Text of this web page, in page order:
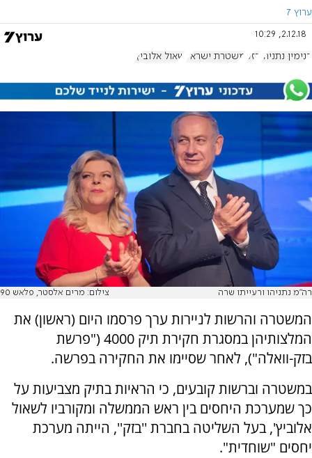
ערוץ 7
2.12.18, 10:29
בנימין נתניהו בזק משטרת ישראל שאול אלוביץ'
רה"מ נתניהו ורעייתו שרה צילום: מרים אלסטר, פלאש 90
המשטרה והרשות לניירות ערך פרסמו היום (ראשון) את
המלצותיהן במסגרת חקירת תיק 4000 ("פרשת
בזק-וואלה"), לאחר שסיימו את החקירה בפרשה.
במשטרה וברשות קובעים, כי הראיות בתיק מצביעות על
כך שמערכת היחסים בין ראש הממשלה ומקורביו לשאול
אלוביץ', בעל השליטה בחברת ''בזק'', הייתה מערכת
יחסים "שוחדית".